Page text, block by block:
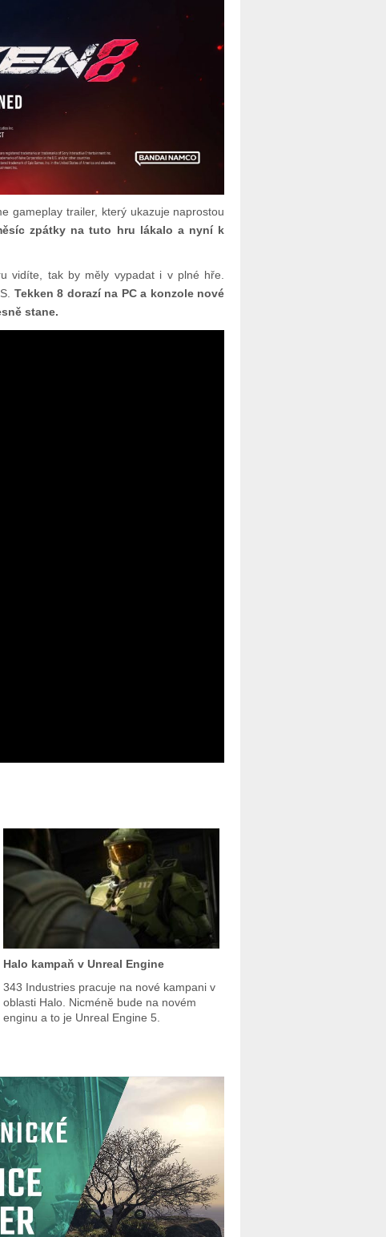
gameplay trailer, který ukazuje naprostou
zpátky na tuto hru lákalo a nyní k
vidíte, tak by měly vypadat i v plné hře.
Tekken 8 dorazí na PC a konzole nové
stane.
Halo kampaň v Unreal Engine
343 Industries pracuje na nové kampani v
oblasti Halo. Nicméně bude na novém
enginu a to je Unreal Engine 5.